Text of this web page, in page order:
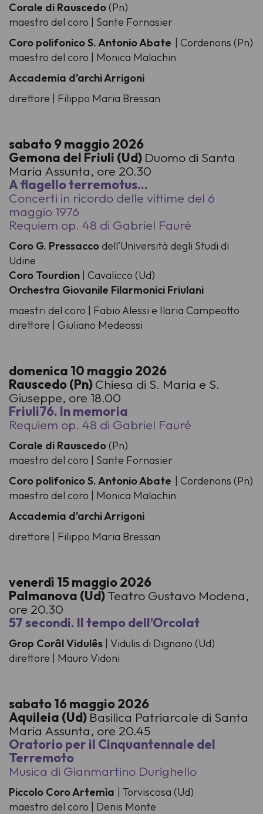
Corale di Rauscedo(Pn)
maestro del coro | Sante Fornasier
Coro polifonico S. Antonio Abate | Cordenons (Pn)
maestro del coro | Monica Malachin
Accademia d'archi Arrigoni
direttore | Filippo Maria Bressan
sabato 9 maggio 2026
Gemona del Friuli (Ud) Duomo di Santa
Maria Assunta, ore 20.30
A flagello terremotus…
Concerti in ricordo delle vittime del 6
maggio 1976
Requiem op. 48 di Gabriel Fauré
Coro G. Pressaccodell’Università degli Studi di
Udine
Coro Tourdion | Cavalicco (Ud)
Orchestra Giovanile Filarmonici Friulani
maestri del coro | Fabio Alessi e Ilaria Campeotto
direttore | Giuliano Medeossi
domenica 10 maggio 2026
Rauscedo (Pn)Chiesa di S. Maria e S.
Giuseppe, ore 18.00
Friuli76. In memoria
Requiem op. 48 di Gabriel Fauré
Corale di Rauscedo(Pn)
maestro del coro | Sante Fornasier
Coro polifonico S. Antonio Abate | Cordenons (Pn)
maestro del coro | Monica Malachin
Accademia d'archi Arrigoni
direttore | Filippo Maria Bressan
venerdì 15 maggio 2026
Palmanova (Ud)Teatro Gustavo Modena,
ore 20.30
57 secondi. Il tempo dell’Orcolat
Grop Corâl Vidulês | Vidulis di Dignano (Ud)
direttore | Mauro Vidoni
sabato 16 maggio 2026
Aquileia (Ud) Basilica Patriarcale di Santa
Maria Assunta, ore 20.45
Oratorio per il Cinquantennale del
Terremoto
Musica di Gianmartino Durighello
Piccolo Coro Artemìa | Torviscosa (Ud)
maestro del coro | Denis Monte